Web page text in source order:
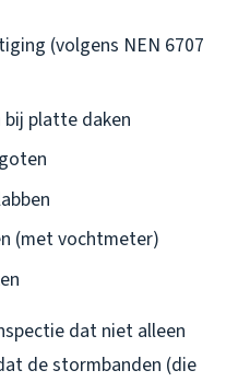
(volgens NEN 6707
bij platte daken
(met vochtmeter)
dat niet alleen
de stormbanden (die